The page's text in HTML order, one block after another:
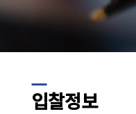
입찰정보